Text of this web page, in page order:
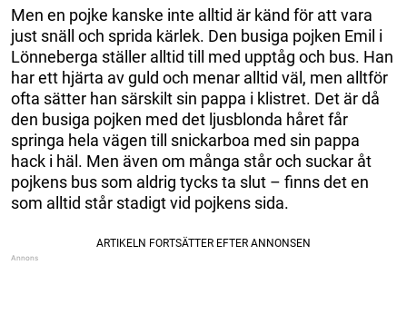
Men en pojke kanske inte alltid är känd för att vara
just snäll och sprida kärlek. Den busiga pojken Emil i
Lönneberga ställer alltid till med upptåg och bus. Han
har ett hjärta av guld och menar alltid väl, men alltför
ofta sätter han särskilt sin pappa i klistret. Det är då
den busiga pojken med det ljusblonda håret får
springa hela vägen till snickarboa med sin pappa
hack i häl. Men även om många står och suckar åt
pojkens bus som aldrig tycks ta slut – finns det en
som alltid står stadigt vid pojkens sida.